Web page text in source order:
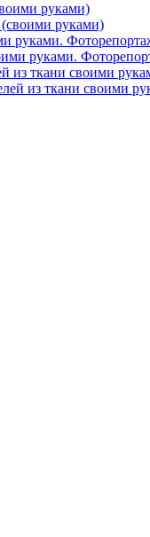
руками)
руками.
из ткани своими